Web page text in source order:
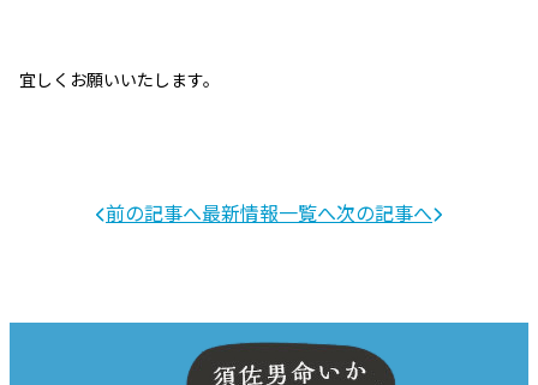
宜しくお願いいたします。
前の記事へ最新情報一覧へ次の記事へ